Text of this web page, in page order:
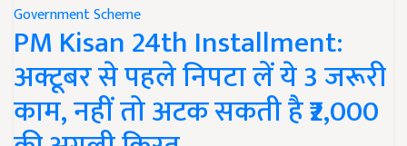
Government Scheme
PM Kisan 24th Installment:
अक्टूबर से पहले निपटा लें ये 3 जरूरी
काम, नहीं तो अटक सकती है ₹2,000